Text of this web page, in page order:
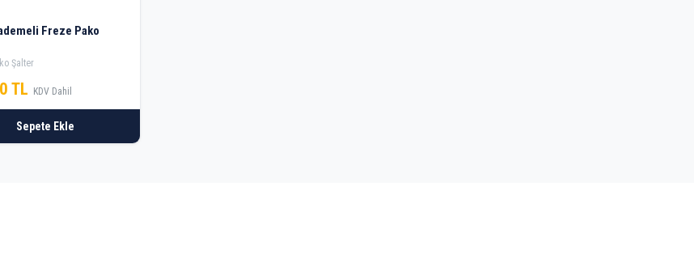
Şalter
TL KDV Dahil
Sepete Ekle